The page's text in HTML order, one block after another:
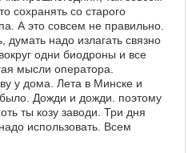
сохранять со старого
А это совсем не правильно.
думать надо излагать связно
одни биодроны и все
мысли оператора.
у дома. Лета в Минске и
было. Дожди и дожди. поэтому
ты козу заводи. Три дня
использовать. Всем